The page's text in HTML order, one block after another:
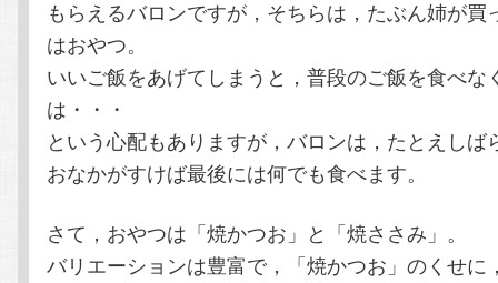
移
動
動
もらえるバロンですが，そちらは，たぶん姉が買
はおやつ。
いいご飯をあげてしまうと，普段のご飯を食べな
は・・・
という心配もありますが，バロンは，たとえしば
おなかがすけば最後には何でも食べます。
さて，おやつは「焼かつお」と「焼ささみ」。
バリエーションは豊富で，「焼かつお」のくせに